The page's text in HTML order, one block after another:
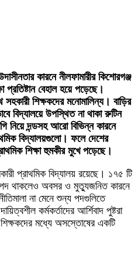
কারনে নীলফামারীর কিশোরগঞ্জ
প্রতিষ্টান বেহাল হয়ে পড়েছে।
শিক্ষকদের মনোমালিন্য। বাড়ির
বিদ্যালয়ে উপস্থিত না থাকা রুটিন
নিয়ে দন্ডসহ আরো বিভিন্ন কারনে
বিদ্যালয়গুলো। ফলে দেশের
শিক্ষা হুমকীর মুখে পড়েছে।
প্রাথমিক বিদ্যালয় রয়েছে। ১৭৫ টি
পদ থাকলেও অবসর ও মুত্যুজনিত কারনে
না মেনে শুন্য পদগুলিতে
কর্মকর্তাদের আর্শিবাদ পুষ্টরা
শিক্ষকদের মধ্যে অসস্তোষের একটি